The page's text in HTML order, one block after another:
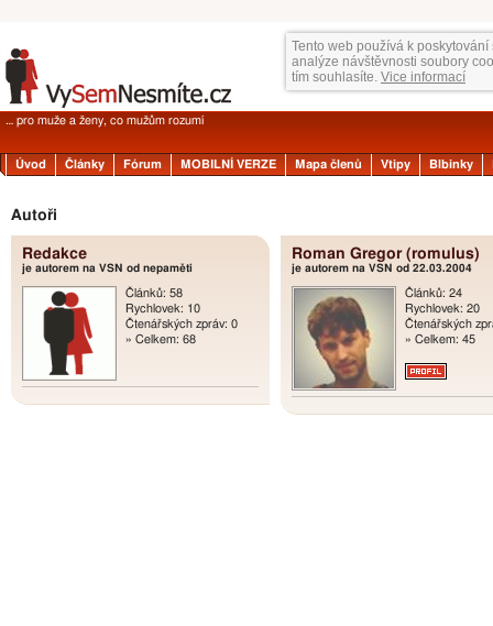
Tento web používá k
analýze návštěvnosti soubory
tím souhlasíte. Vice informací
… pro muže a ženy, co mužům rozumí
Úvod Články Fórum MOBILNÍ VERZE Mapa členů Vtipy Blbinky
Autoři
Redakce
je autorem na VSN od nepaměti
Článků: 58
Rychlovek: 10
Čtenářských zpráv: 0
» Celkem: 68
Roman Gregor (romulus)
je autorem na VSN od 22.03.2004
Článků: 24
Rychlovek: 20
Čtenářských
» Celkem: 45